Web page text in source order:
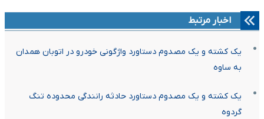
اخبار مرتبط
یک کشته و یک مصدوم دستاورد واژگونی خودرو در اتوبان همدان
به ساوه
یک کشته و یک مصدوم دستاورد حادثه رانندگی محدوده تنگ
گردوه